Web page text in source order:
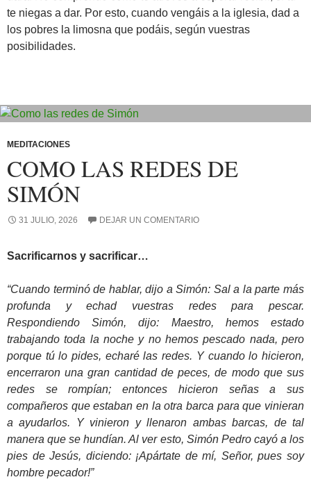
te niegas a dar. Por esto, cuando vengáis a la iglesia, dad a
los pobres la limosna que podáis, según vuestras
posibilidades.
MEDITACIONES
COMO LAS REDES DE
SIMÓN
31 JULIO, 2026 DEJAR UN COMENTARIO
Sacrificarnos y sacrificar…
“Cuando terminó de hablar, dijo a Simón: Sal a la parte más
profunda y echad vuestras redes para pescar.
Respondiendo Simón, dijo: Maestro, hemos estado
trabajando toda la noche y no hemos pescado nada, pero
porque tú lo pides, echaré las redes. Y cuando lo hicieron,
encerraron una gran cantidad de peces, de modo que sus
redes se rompían; entonces hicieron señas a sus
compañeros que estaban en la otra barca para que vinieran
a ayudarlos. Y vinieron y llenaron ambas barcas, de tal
manera que se hundían. Al ver esto, Simón Pedro cayó a los
pies de Jesús, diciendo: ¡Apártate de mí, Señor, pues soy
hombre pecador!”